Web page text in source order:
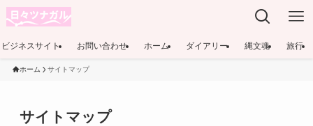
ビジネスサイト お問い合わせ ホーム ダイアリー 縄文魂 旅行
ホーム サイトマップ
サイトマップ